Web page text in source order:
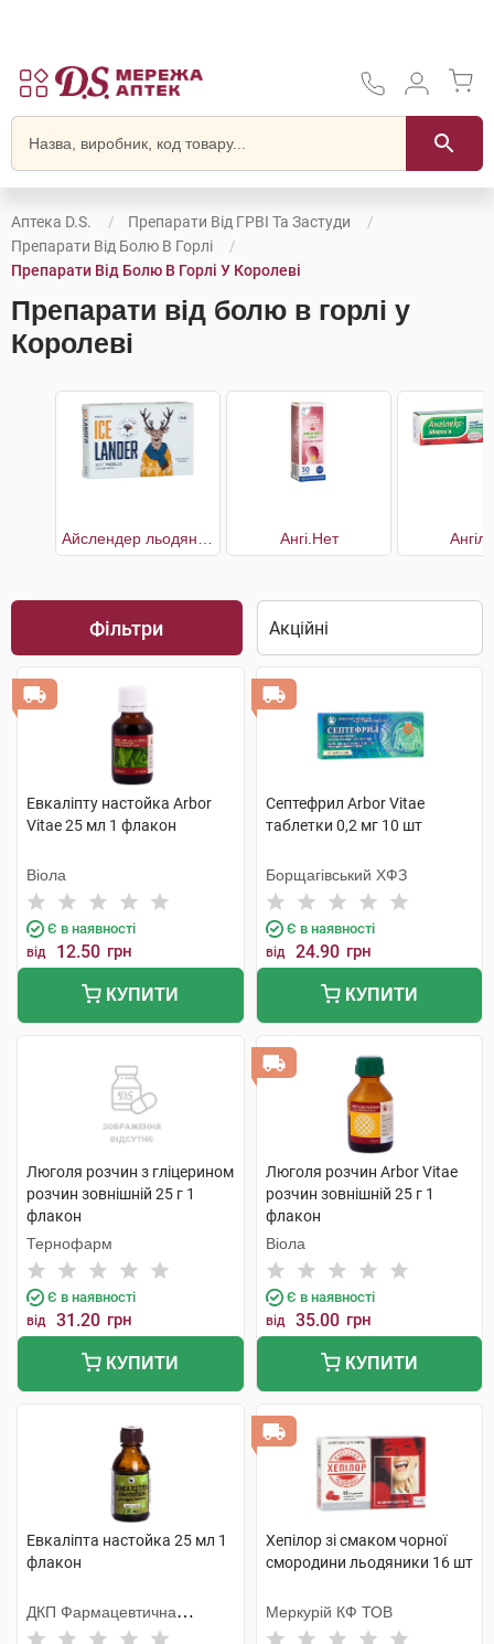
Аптека D.S.
Препарати Від ГРВІ Та Застуди
Препарати Від Болю В Горлі
Препарати Від Болю В Горлі У Королеві
Препарати від болю в горлі у
Королеві
Ангі.Нет
Фільтри
Евкаліпту настойка Arbor
Vitae 25 мл 1 флакон
Віола
Є в наявності
від 12.50 грн
КУПИТИ
Септефрил Arbor Vitae
таблетки 0,2 мг 10 шт
Борщагівський ХФЗ
Є в наявності
від 24.90 грн
КУПИТИ
Люголя розчин з гліцерином
розчин зовнішній 25 г 1
флакон
Тернофарм
Є в наявності
від 31.20 грн
КУПИТИ
Люголя розчин Arbor Vitae
розчин зовнішній 25 г 1
флакон
Віола
Є в наявності
від 35.00 грн
КУПИТИ
Евкаліпта настойка 25 мл 1
флакон
ДКП Фармацевтична
фабрика
Хепілор зі смаком чорної
смородини льодяники 16 шт
Меркурій КФ ТОВ